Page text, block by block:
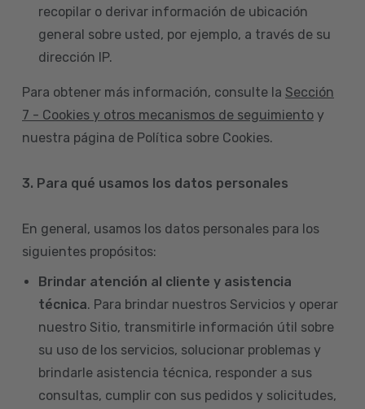
recopilar o derivar información de ubicación
general sobre usted, por ejemplo, a través de su
dirección IP.
Para obtener más información, consulte la Sección
7 - Cookies y otros mecanismos de seguimiento y
nuestra página de Política sobre Cookies.
3. Para qué usamos los datos personales
En general, usamos los datos personales para los
siguientes propósitos:
Brindar atención al cliente y asistencia
técnica. Para brindar nuestros Servicios y operar
nuestro Sitio, transmitirle información útil sobre
su uso de los servicios, solucionar problemas y
brindarle asistencia técnica, responder a sus
consultas, cumplir con sus pedidos y solicitudes,